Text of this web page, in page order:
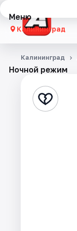
Меню
Калининград
Концерты
Стендап
Ночной режим
Калининград